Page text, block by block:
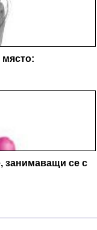
място:
занимаващи се с